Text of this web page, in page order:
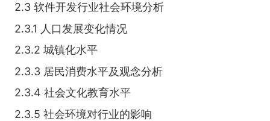
2.3 软件开发行业社会环境分析
2.3.1 人口发展变化情况
2.3.2 城镇化水平
2.3.3 居民消费水平及观念分析
2.3.4 社会文化教育水平
2.3.5 社会环境对行业的影响